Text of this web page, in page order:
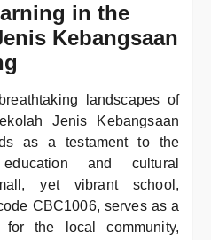
in the
Kebangsaan
landscapes of
Jenis Kebangsaan
as a testament to the
and cultural
yet vibrant school,
CBC1006, serves as a
the local community,